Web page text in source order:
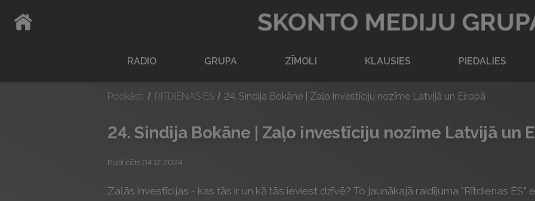
RADIO GRUPA ZĪMOLI KLAUSIES PIEDALIES
Podkāsti RĪTDIENAS ES 24. Sindija Bokāne | Zaļo investīciju nozīme Latvijā un Eiropā
24. Sindija Bokāne | Zaļo investīciju nozīme Latvijā un
Publicēts 04.12.2024
Zaļās investīcijas - kas tās ir un kā tās ieviest dzīvē? To jaunākajā raidījuma "Rītdienas